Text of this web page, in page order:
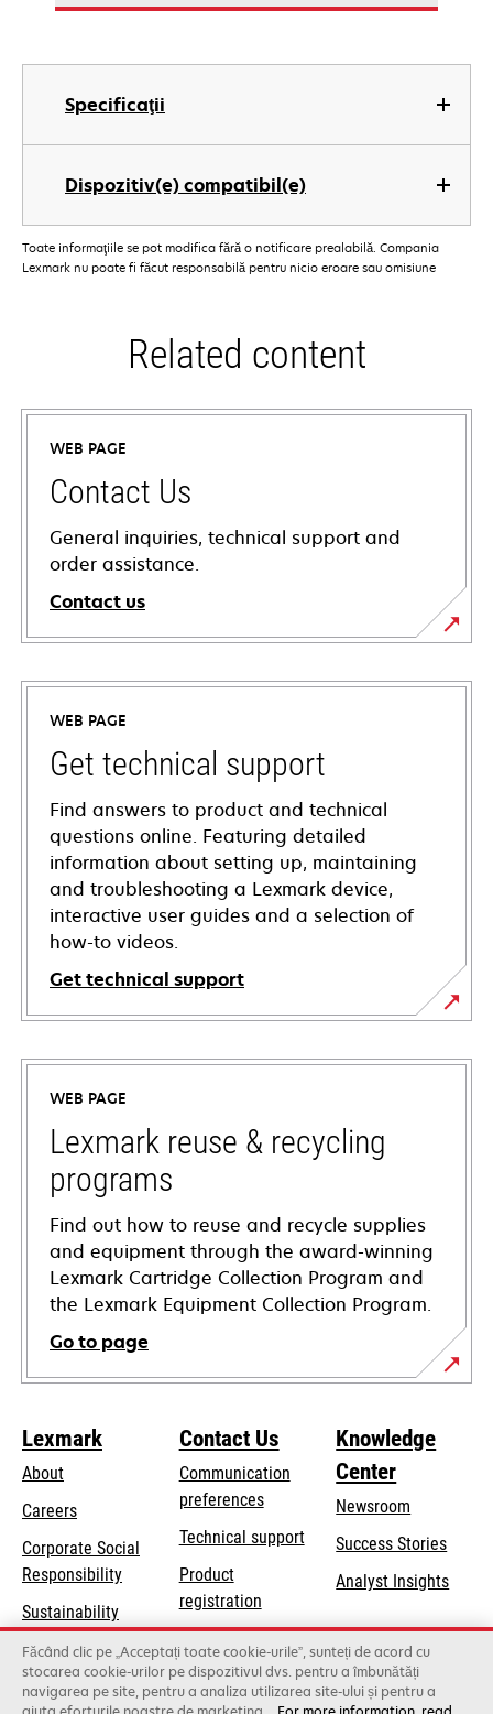
Specificaţii
Dispozitiv(e) compatibil(e)
Toate informaţiile se pot modifica fără o notificare prealabilă. Compania
Lexmark nu poate fi făcut responsabilă pentru nicio eroare sau omisiune
Related content
WEB PAGE
Contact Us
General inquiries, technical support and
order assistance.
Contact us
WEB PAGE
Get technical support
Find answers to product and technical
questions online. Featuring detailed
information about setting up, maintaining
and troubleshooting a Lexmark device,
interactive user guides and a selection of
how-to videos.
Get technical support
opens
in
new
tab
WEB PAGE
Lexmark reuse & recycling
programs
Find out how to reuse and recycle supplies
and equipment through the award-winning
Lexmark Cartridge Collection Program and
the Lexmark Equipment Collection Program.
Go to page
Lexmark
About
Careers
Corporate Social
Responsibilityopens
a
new
tab
Sustainability
Lexmark Partners
Contact Us
Communication
preferences
Technical supportopens
Product
registration
Find a dealer
List of wholesalers
Knowledge
Center
Newsroom
Success Stories
Analyst Insights
Făcând clic pe „Acceptați toate cookie-urile”, sunteți de acord cu
stocarea cookie-urilor pe dispozitivul dvs. pentru a îmbunătăți
navigarea pe site, pentru a analiza utilizarea site-ului și pentru a